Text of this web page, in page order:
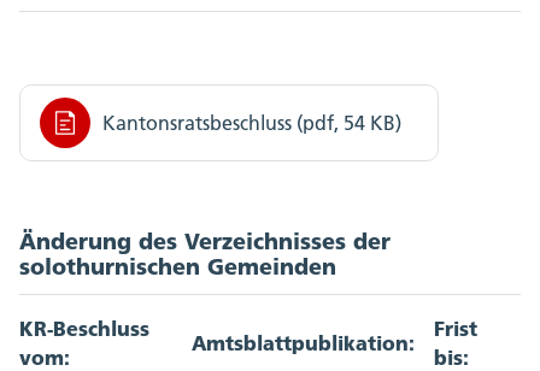
Kantonsratsbeschluss (pdf, 54 KB)
Änderung des Verzeichnisses der
solothurnischen Gemeinden
KR-Beschluss
vom:
Amtsblattpublikation:
Frist
bis: